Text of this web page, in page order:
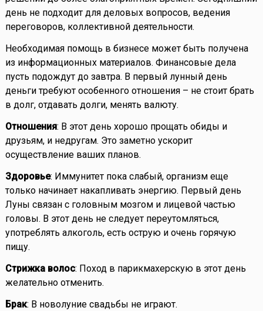
день не подходит для деловых вопросов, ведения
переговоров, коллективной деятельности.
Необходимая помощь в бизнесе может быть получена
из информационных материалов. Финансовые дела
пусть подождут до завтра. В первый лунный день
деньги требуют особенного отношения – не стоит брать
в долг, отдавать долги, менять валюту.
Отношения: В этот день хорошо прощать обиды и
друзьям, и недругам. Это заметно ускорит
осуществление ваших планов.
Здоровье: Иммунитет пока слабый, организм еще
только начинает накапливать энергию. Первый день
Луны связан с головным мозгом и лицевой частью
головы. В этот день не следует переутомляться,
употреблять алкоголь, есть острую и очень горячую
пищу.
Стрижка волос: Поход в парикмахерскую в этот день
желательно отменить.
Брак: В новолуние свадьбы не играют.